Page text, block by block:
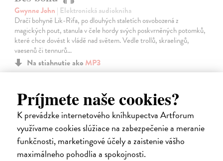
Príjmete naše cookies?
K prevádzke internetového kníhkupectva Artforum
využívame cookies slúžiace na zabezpečenie a meranie
funkčnosti, marketingové účely a zaistenie vášho
maximálneho pohodlia a spokojnosti.
Gwynne John | Elektronická audiokniha
Dračí bohyně Lik-Rifa, po dlouhých staletích osvobozená z
magických pout, stanula v čele hordy svých poskvrněných potomků,
které chce dovést k vládě nad světem. Vedle trollů, skraelingů,
vaesenů či tennurů…
Na stiahnutie ako MP3